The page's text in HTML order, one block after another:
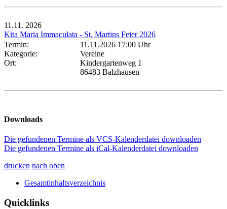
11.11. 2026
Kita Maria Immaculata - St. Martins Feier 2026
Termin:
11.11.2026 17:00 Uhr
Kategorie:
Vereine
Ort:
Kindergartenweg 1
86483 Balzhausen
Downloads
Die gefundenen Termine als VCS-Kalenderdatei downloaden
Die gefundenen Termine als iCal-Kalenderdatei downloaden
drucken nach oben
Gesamtinhaltsverzeichnis
Quicklinks